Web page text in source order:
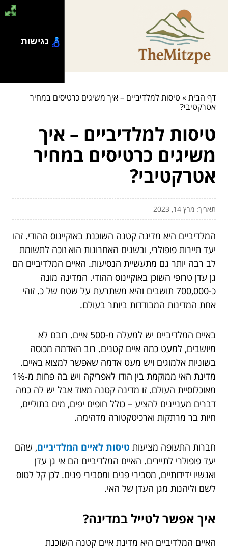
דף הבית» טיסות למלדיביים – איך משיגים כרטיסים במחיר
אטרקטיבי?
טיסות למלדיביים – איך
משיגים כרטיסים במחיר
אטרקטיבי?
תאריך: מרץ 14, 2023
המלדיביים היא מדינה קטנה השוכנת באוקיינוס ההודי. זהו
יעד תיירות פופולרי, ובשנים האחרונות הוא זוכה לתשומת
לב רבה יותר גם מתעשיית הנסיעות. האיים המלדיביים הם
גן עדן טרופי השוכן באוקיינוס ההודי. המדינה מונה
כ-700,000 תושבים והיא משתרעת על שטח של כ. זוהי
אחת המדינות המבודדות ביותר בעולם.
באיים המלדיביים יש למעלה מ-500 איים. רובם לא
מיושבים, למעט כמה איים קטנים. רוב האדמה מכוסה
בשוניות אלמוגים ויש מעט אדמה שאפשר למצוא באיים.
מדינת האי ממוקמת בין הודו לאפריקה ויש בה פחות מ-1%
מאוכלוסיית העולם. זו מדינה קטנה מאוד אבל יש לה כמה
דברים מעניינים להציע – כולל חופים יפים, מים בתוליים,
חיות בר מרתקות וארכיטקטורה מדהימה.
חברות התעופה מציעות טיסות לאיים המלדיביים, שהם
יעד פופולרי לתיירים. האיים המלדיביים הם אי גן עדן
ואנשיו ידידותיים, מסבירי פנים ומסבירי פנים. לכן קל לטוס
לשם וליהנות מגן העדן של האי.
איך אפשר לטייל במדינה?
האיים המלדיביים היא מדינת איים קטנה השוכנת
נגישות